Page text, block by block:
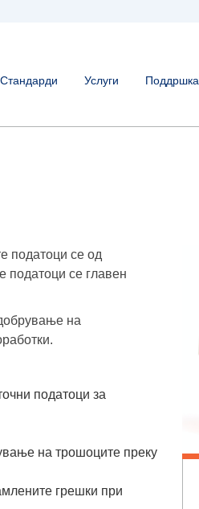
Стандарди Услуги Поддршка
податоци се од
податоци се главен
на
податоци за
на трошоците преку
грешки при